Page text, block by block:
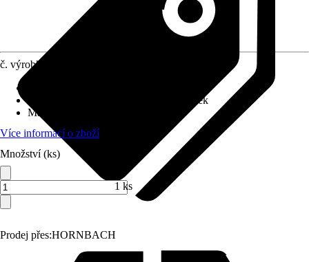
Prodej přes:HORNBACH
č. výrobku
Pergoly, Terasový přístřešek
Materiál
Více informací o zboží
Množství (ks)
1 ks